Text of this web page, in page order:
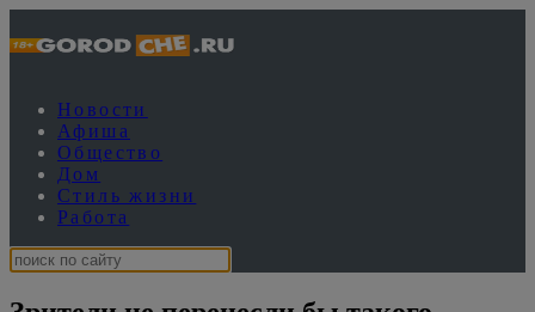
Новости
Афиша
Общество
Дом
Стиль жизни
Работа